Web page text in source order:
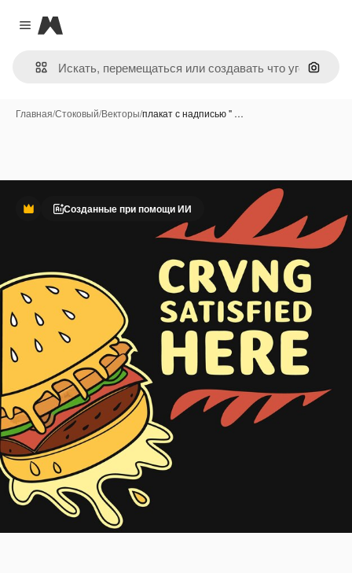
Close menu
Magnific
Поиск
Главная/Стоковый/Векторы/плакат с надписью " …
ПремиумСозданные при помощи ИИ